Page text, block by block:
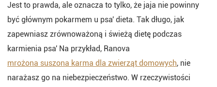
Jest to prawda, ale oznacza to tylko, że jaja nie powinny
być głównym pokarmem u psa' dieta. Tak długo, jak
zapewniasz zrównoważoną i świeżą dietę podczas
karmienia psa' Na przykład, Ranova
mrożona suszona karma dla zwierząt domowych, nie
narażasz go na niebezpieczeństwo. W rzeczywistości